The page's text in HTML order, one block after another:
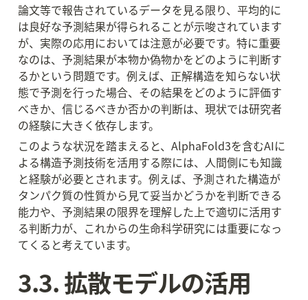
論文等で報告されているデータを見る限り、平均的に
は良好な予測結果が得られることが示唆されています
が、実際の応用においては注意が必要です。特に重要
なのは、予測結果が本物か偽物かをどのように判断す
るかという問題です。例えば、正解構造を知らない状
態で予測を行った場合、その結果をどのように評価す
べきか、信じるべきか否かの判断は、現状では研究者
の経験に大きく依存します。
このような状況を踏まえると、AlphaFold3を含むAIに
よる構造予測技術を活用する際には、人間側にも知識
と経験が必要とされます。例えば、予測された構造が
タンパク質の性質から見て妥当かどうかを判断できる
能力や、予測結果の限界を理解した上で適切に活用す
る判断力が、これからの生命科学研究には重要になっ
てくると考えています。
3.3. 拡散モデルの活用